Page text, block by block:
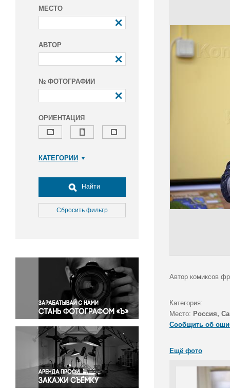
МЕСТО
АВТОР
№ ФОТОГРАФИИ
ОРИЕНТАЦИЯ
КАТЕГОРИИ
Досуг, туризм и отдых
Культура
Медицина
Окружающая среда
Политика
Правосудие
Происшествия и конфликты
Религия
Светская жизнь
Спорт
Экология
Экономика и бизнес
Найти
Сбросить фильтр
Автор комиксов
Категория:
Место: Россия,
Сообщить об
Ещё фото